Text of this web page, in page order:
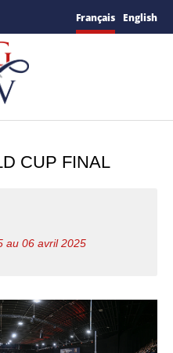
Français English
CUP FINAL
au 06 avril 2025